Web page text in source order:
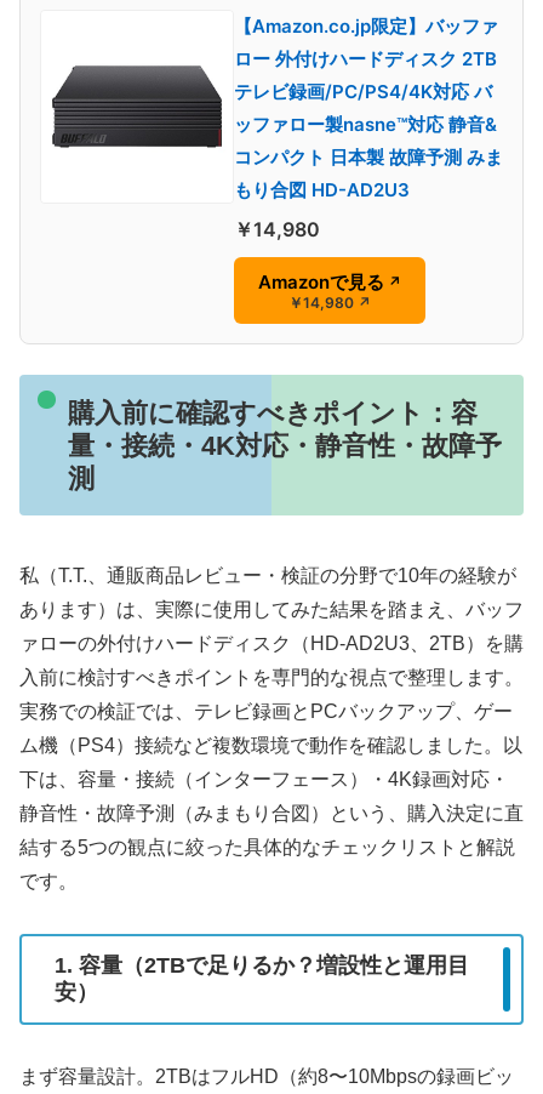
【Amazon.co.jp限定】バッファ
ロー 外付けハードディスク 2TB
テレビ録画/PC/PS4/4K対応 バ
ッファロー製nasne™対応 静音&
コンパクト 日本製 故障予測 みま
もり合図 HD-AD2U3
￥14,980
Amazonで見る ↗
￥14,980 ↗
購入前に確認すべきポイント：容
量・接続・4K対応・静音性・故障予
測
私（T.T.、通販商品レビュー・検証の分野で10年の経験が
あります）は、実際に使用してみた結果を踏まえ、バッフ
ァローの外付けハードディスク（HD-AD2U3、2TB）を購
入前に検討すべきポイントを専門的な視点で整理します。
実務での検証では、テレビ録画とPCバックアップ、ゲー
ム機（PS4）接続など複数環境で動作を確認しました。以
下は、容量・接続（インターフェース）・4K録画対応・
静音性・故障予測（みまもり合図）という、購入決定に直
結する5つの観点に絞った具体的なチェックリストと解説
です。
1. 容量（2TBで足りるか？増設性と運用目
安）
まず容量設計。2TBはフルHD（約8〜10Mbpsの録画ビッ